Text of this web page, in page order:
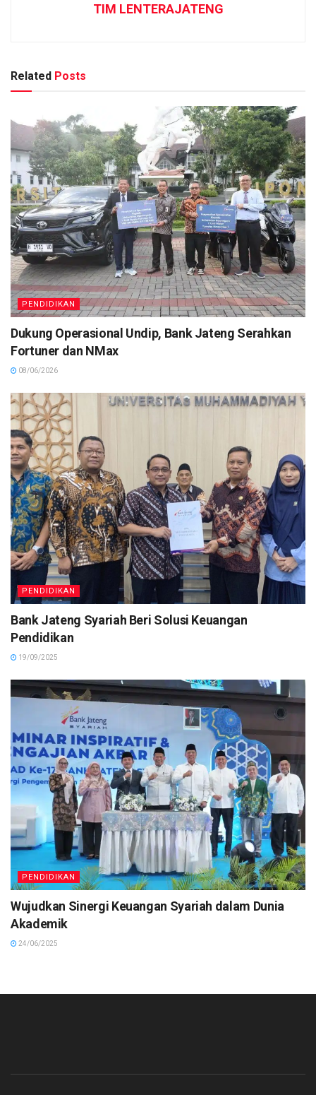
TIM LENTERAJATENG
Related Posts
PENDIDIKAN
Dukung Operasional Undip, Bank Jateng Serahkan
Fortuner dan NMax
08/06/2026
PENDIDIKAN
Bank Jateng Syariah Beri Solusi Keuangan
Pendidikan
19/09/2025
PENDIDIKAN
Wujudkan Sinergi Keuangan Syariah dalam Dunia
Akademik
24/06/2025